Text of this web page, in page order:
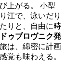
上がる。 小型
江で、泳いだり
りと、自由に時
ドゥブロヴニク発
は、綿密に計画
覚も味わえる。